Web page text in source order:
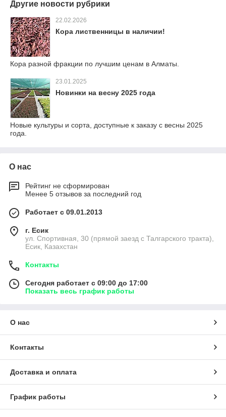
Другие новости рубрики
22.02.2026
Кора лиственницы в наличии!
Кора разной фракции по лучшим ценам в Алматы.
23.01.2025
Новинки на весну 2025 года
Новые культуры и сорта, доступные к заказу с весны 2025
года.
О нас
Рейтинг не сформирован
Менее 5 отзывов за последний год
Работает с 09.01.2013
г. Есик
ул. Спортивная, 30 (прямой заезд с Талгарского тракта),
Есик, Казахстан
Контакты
Сегодня работает с 09:00 до 17:00
Показать весь график работы
О нас
Контакты
Доставка и оплата
График работы